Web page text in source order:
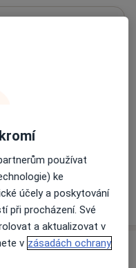
není aktivní
používat
ke
účely a poskytování
při procházení. Své
a aktualizovat v
v zásadách ochrany